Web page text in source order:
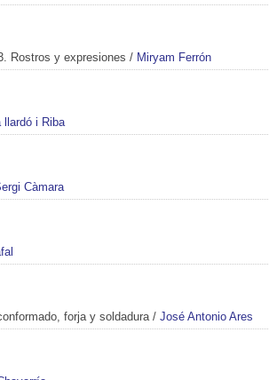
Rostros y expresiones / Miryam Ferrón
llardó i Riba
Càmara
forja y soldadura / José Antonio Ares